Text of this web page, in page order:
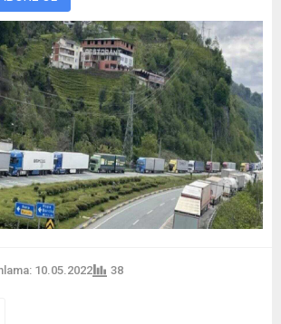
10.05.2022 38